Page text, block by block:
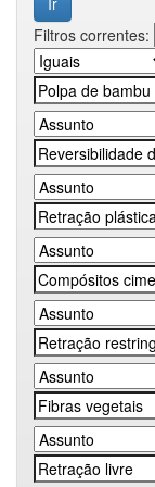
Filtros correntes: